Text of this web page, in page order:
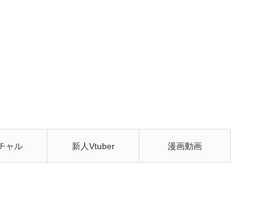
ャル 新人Vtuber 漫画動画